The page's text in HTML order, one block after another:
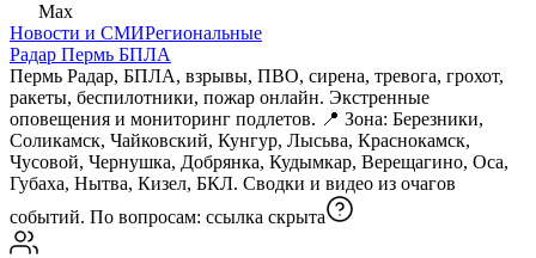
Max
Новости и СМИРегиональные
Радар Пермь БПЛА
Пермь Радар, БПЛА, взрывы, ПВО, сирена, тревога, грохот,
ракеты, беспилотники, пожар онлайн. Экстренные
оповещения и мониторинг подлетов. 📍 Зона: Березники,
Соликамск, Чайковский, Кунгур, Лысьва, Краснокамск,
Чусовой, Чернушка, Добрянка, Кудымкар, Верещагино, Оса,
Губаха, Нытва, Кизел, БКЛ. Сводки и видео из очагов
событий. По вопросам: ссылка скрыта